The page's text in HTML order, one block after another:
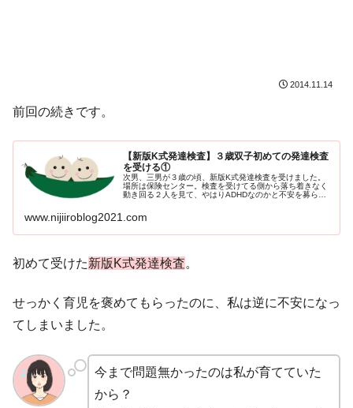
2014.11.14
前回の続きです。
【新版K式発達検査】３歳双子初めての発達検査
を受ける①
次男、三男が３歳の頃、新版K式発達検査を受けました。
場所は保険センター。検査を受けてる側から落ち着きなく
動き回る２人を見て、やはりADHDなのかと不安を募らせ
www.nijiiroblog2021.com
初めて受けた新版K式発達検査。
せっかく育児を褒めてもらったのに、私は逆に不安になっ
てしまいました。
今まで問題無かったのは私が育てていた
から？